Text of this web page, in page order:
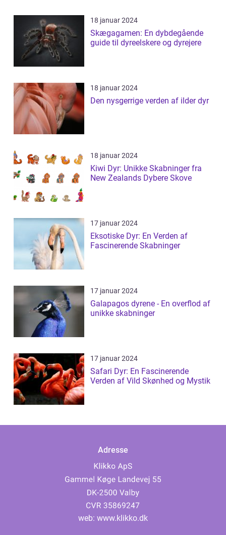
18 januar 2024
Skægagamen: En dybdegående
guide til dyreelskere og dyrejere
18 januar 2024
Den nysgerrige verden af ilder dyr
18 januar 2024
Kiwi Dyr: Unikke Skabninger fra
New Zealands Dybere Skove
17 januar 2024
Eksotiske Dyr: En Verden af
Fascinerende Skabninger
17 januar 2024
Galapagos dyrene - En overflod af
unikke skabninger
17 januar 2024
Safari Dyr: En Fascinerende
Verden af Vild Skønhed og Mystik
Adresse
web: www.klikko.dk